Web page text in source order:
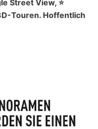
Street View, ⭐
Touren. Hoffentlich